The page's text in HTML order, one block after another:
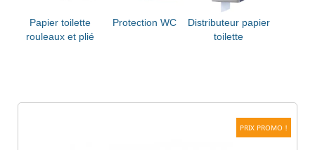
Papier Toilette Plié :
Notre papier toilette plié est doux au toucher mais
résistant, ce qui en fait une solution idéale pour assurer
Papier toilette
rouleaux et plié
Protection WC
Distributeur papier
toilette
PRIX PROMO !